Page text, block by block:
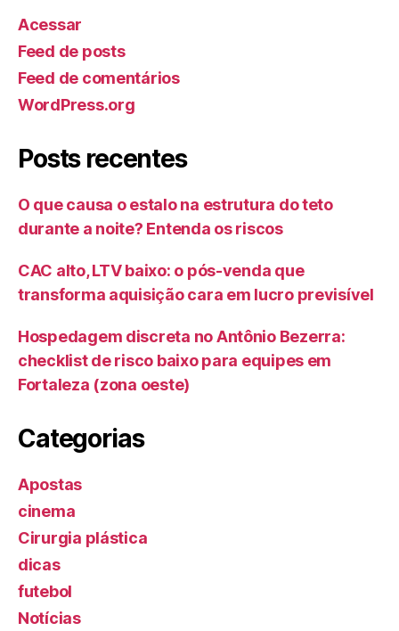
Acessar
Feed de posts
Feed de comentários
WordPress.org
Posts recentes
O que causa o estalo na estrutura do teto
durante a noite? Entenda os riscos
CAC alto, LTV baixo: o pós-venda que
transforma aquisição cara em lucro previsível
Hospedagem discreta no Antônio Bezerra:
checklist de risco baixo para equipes em
Fortaleza (zona oeste)
Categorias
Apostas
cinema
Cirurgia plástica
dicas
futebol
Notícias